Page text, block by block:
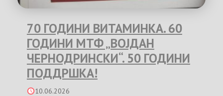
70 ГОДИНИ ВИТАМИНКА. 60
ГОДИНИ МТФ „ВОЈДАН
ЧЕРНОДРИНСКИ“. 50 ГОДИНИ
ПОДДРШКА!
10.06.2026